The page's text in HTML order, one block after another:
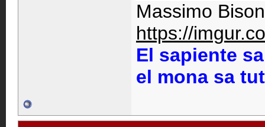
Massimo Bison
https://
El sapiente
el mona sa